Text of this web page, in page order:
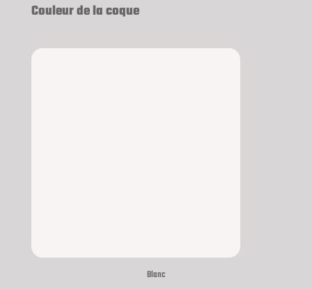
Couleur de la coque
Blanc